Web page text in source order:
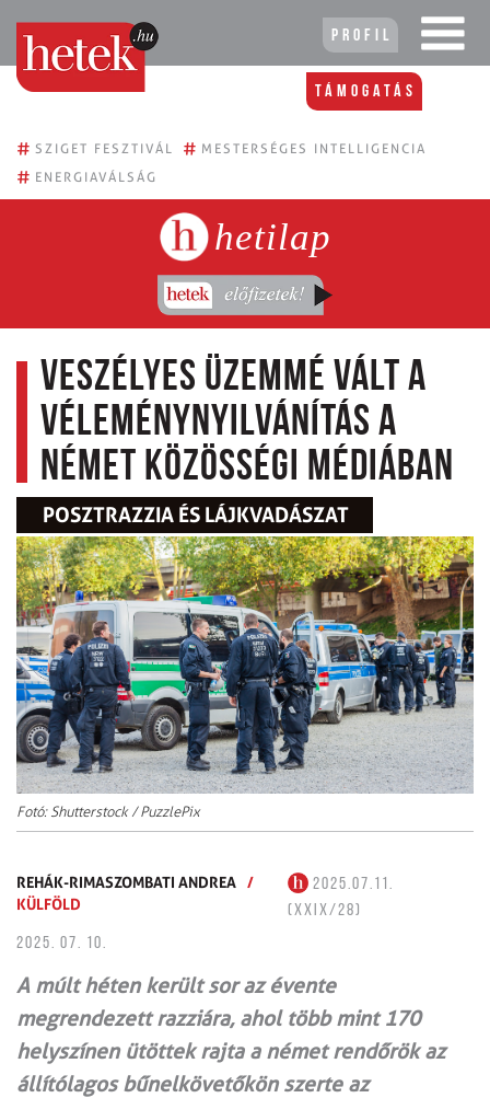
Profil
Támogatás
# SZIGET FESZTIVÁL # MESTERSÉGES INTELLIGENCIA
# ENERGIAVÁLSÁG
hetilap
Veszélyes üzemmé vált a
vélemény­nyilvánítás a
német közösségi médiában
POSZTRAZZIA ÉS LÁJKVADÁSZAT
Fotó: Shutterstock / PuzzlePix
REHÁK-RIMASZOMBATI ANDREA /
KÜLFÖLD
2025.07.11.
(XXIX/28)
2025. 07. 10.
A múlt héten került sor az évente
megrendezett razziára, ahol több mint 170
helyszínen ütöttek rajta a német rendőrök az
állítólagos bűnelkövetőkön szerte az